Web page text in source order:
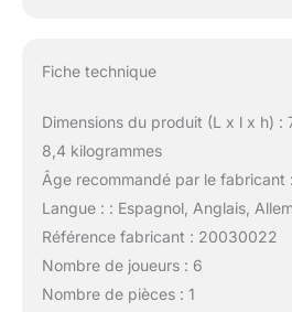
Fiche technique
Dimensions du produit (L x l x h) :
8,4 kilogrammes
Âge recommandé par le fabricant
Langue : : Espagnol, Anglais,
Référence fabricant : 20030022
Nombre de joueurs : 6
Nombre de pièces : 1